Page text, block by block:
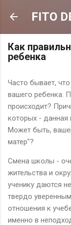
FITO
Как
ребенка
Часто бывает,
вашего ребенка.
происходит?
которых - данная
Может быть,
матер"?
Смена школы -
жительства и
ученику даются
твердо
отношения к
именно в